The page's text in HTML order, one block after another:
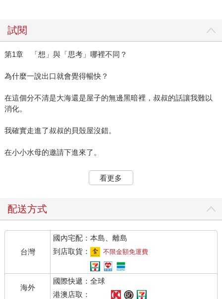
試閱
第1章 「想」與「思考」哪裡不同？
為什麼一說出口就會覺得暢快？
在這個分不清是大海還是屋子的無邊黑暗裡，叔叔的話讓我難以
消化。
我確實走進了叔叔的貝殼屋沒錯。
在小小水母的邀請下進來了。
但貝殼裡有個「比大海還遼闊」的空間，然後叔叔說這裡也是他
「章魚次郎，你應該還覺得很困惑吧？」
叔叔溫柔地對我說著。
「你本來就已經一副心事重重的模樣了。」
對了，剛才我躺在岩石上自言自語，結果心裡想的那些事全都被
聽見了。那塊石頭其實就是叔叔背上的殼。
看更多
配送方式
台灣
國內宅配：本島、離島
到店取貨：
不限金額免運費
海外
國際快遞：全球
港澳店取：